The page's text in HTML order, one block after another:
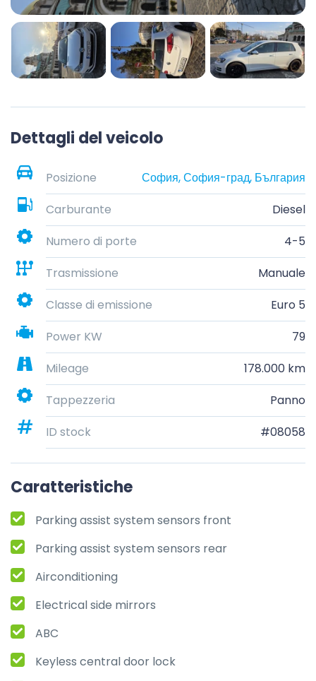
Dettagli del veicolo
Posizione
София, София-град, България
Carburante
Diesel
Numero di porte
4-5
Trasmissione
Manuale
Classe di emissione
Euro 5
Power KW
79
Mileage
178.000 km
Tappezzeria
Panno
ID stock
#08058
Caratteristiche
Parking assist system sensors front
Parking assist system sensors rear
Airconditioning
Electrical side mirrors
ABC
Keyless central door lock